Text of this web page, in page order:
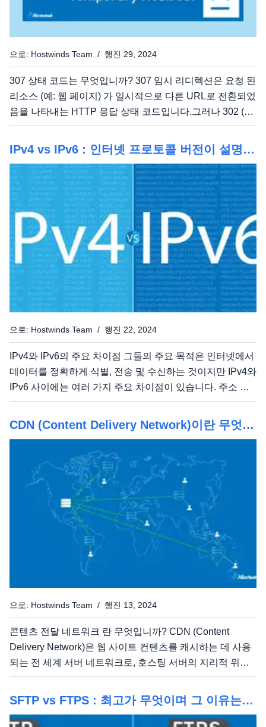
으로: Hostwinds Team / 행진 29, 2024
307 상태 코드는 무엇입니까? 307 임시 리디렉션은 요청 된
리소스 (예: 웹 페이지) 가 일시적으로 다른 URL로 전환되었
음을 나타내는 HTTP 응답 상태 코드입니다.그러나 302 (발
견) 또는 303 (다른 사람 참조) 과 같은 유사한 임시 리디렉
션 상태 코드와 달리 클라이언트 (예: 웹 브라우저) 는 원래
요청과 마찬가지로 새 URL에 대해 동일한 HTTP 요청 방법
을 계속 사용하라는 지시를받습니다 .. 간단히 말해서 서버
가 브라우저의 요청에 따라 307 상태 코드를 보낼 때...
IPv4 vs IPv6 : 인터넷 프로토콜 버전이 설명되
었습니다
으로: Hostwinds Team / 행진 22, 2024
IPv4와 IPv6의 주요 차이점 그들의 주요 목적은 인터넷에서
데이터를 정확하게 식별, 전송 및 수신하는 것이지만 IPv4와
IPv6 사이에는 여러 가지 주요 차이점이 있습니다. 주소 형
식 IPv4는 32 비트 형식을 사용하며 점선 언어 표기법으로
분리 된 4 개의 숫자 값으로 표시됩니다.이 형식은 약 43 억
개의 고유 주소를 허용합니다. 일반적인 IPv4 주소는 다음과
같습니다. 192.0.2.1 IPv6 주소는 128 비트 형식을 사용하며
콜론으로 분리 된 "Hextet" 으로...
CDN (Content Delivery Network)이란 무엇입
니까?어떻게 작동합니까?
으로: Hostwinds Team / 행진 13, 2024
콘텐츠 전달 네트워크 란 무엇입니까? CDN (Content
Delivery Network)은 웹 사이트 컨텐츠를 캐시하는 데 사용
되는 전 세계 서버 네트워크로, 호스팅 서버의 지리적 위치
에 관계없이 웹 사이트가 콘텐츠를보다 효율적으로 제공 할
수 있습니다. CDN 인프라 CDN 제공 업체는 고속 연결, 중
복 데이터 센터 및 고급 라우팅 기술로 구성된 광범위한 네
트워크 인프라를 운영합니다.이 인프라는 대기 시간, 패킷
SFTP vs FTPS : 최고가 무엇이며 그 이유는
무엇입니까?